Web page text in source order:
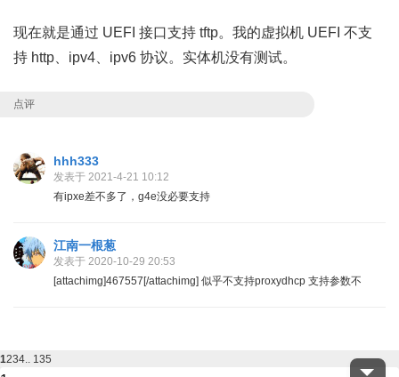
现在就是通过 UEFI 接口支持 tftp。我的虚拟机 UEFI 不支
持 http、ipv4、ipv6 协议。实体机没有测试。
点评
hhh333
发表于 2021-4-21 10:12
有ipxe差不多了，g4e没必要支持
江南一根葱
发表于 2020-10-29 20:53
[attachimg]467557[/attachimg] 似乎不支持proxydhcp 支持参数不
1234.. 135